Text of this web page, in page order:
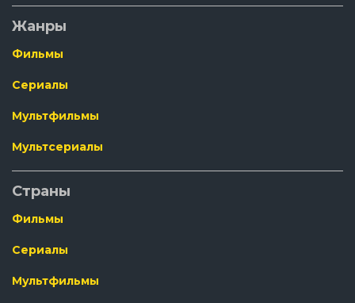
Жанры
Фильмы
Сериалы
Мультфильмы
Мультсериалы
Страны
Фильмы
Сериалы
Мультфильмы